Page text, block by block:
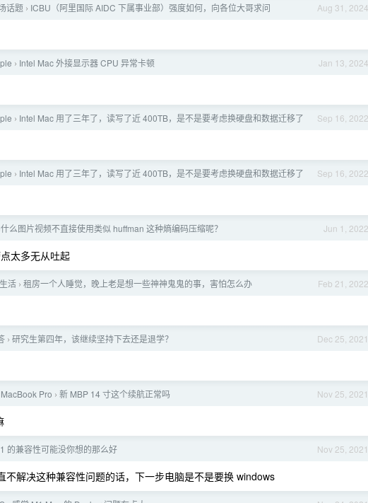
Aug 31, 2024
话题 › ICBU（阿里国际 AIDC 下属事业部）强度如何，向各位大哥求问
Jan 13, 2024
› Intel Mac 外接显示器 CPU 异常卡顿
Sep 16, 2022
› Intel Mac 用了三年了，读写了近 400TB，是不是要考虑换硬盘和数据迁移了
Sep 16, 2022
› Intel Mac 用了三年了，读写了近 400TB，是不是要考虑换硬盘和数据迁移了
Jun 1, 2022
么图片视频不直接使用类似 huffman 这种熵编码压缩呢？
太多无从吐起
Feb 21, 2022
生活 › 租房一个人睡觉，晚上老是想一些神神鬼鬼的事，害怕怎么办
Dec 25, 2021
› 研究生第四年，该继续坚持下去还是退学？
Nov 25, 2021
MacBook Pro › 新 MBP 14 寸这个续航正常吗
Nov 25, 2021
的兼容性可能没你想的那么好
不解决这种兼容性问题的话，下一步电脑是不是要换 windows